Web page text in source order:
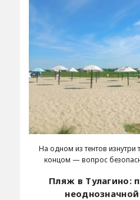
На одном из тентов
концом — вопрос
Пляж в Тулагино: